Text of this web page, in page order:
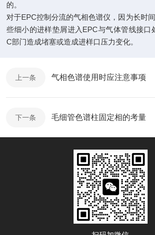
的。
对于EPC控制分流的气相色谱仪，因为长时
些细小的进样垫屑进入EPC与气体管线接口
C部门造成堵塞或造成进样口压力变化。
上一条 气相色谱使用时应注意事项
下一条 毛细管色谱柱固定相的考量